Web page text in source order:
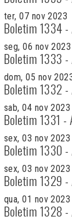
ter, 07 nov 2023
Boletim 1334 -
seg, 06 nov 2023
Boletim 1333 -
dom, 05 nov
Boletim 1332 -
sab, 04 nov 2023
Boletim 1331 -
sex, 03 nov 2023
Boletim 1330 -
sex, 03 nov 2023
Boletim 1329 -
qua, 01 nov 2023
Boletim 1328 -